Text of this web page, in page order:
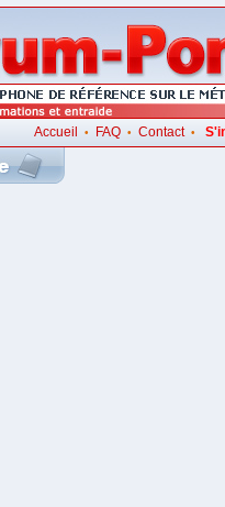
Accueil • FAQ• Contact•